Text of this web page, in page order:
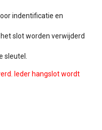
indentificatie en
slot worden verwijderd
sleutel.
Ieder hangslot wordt